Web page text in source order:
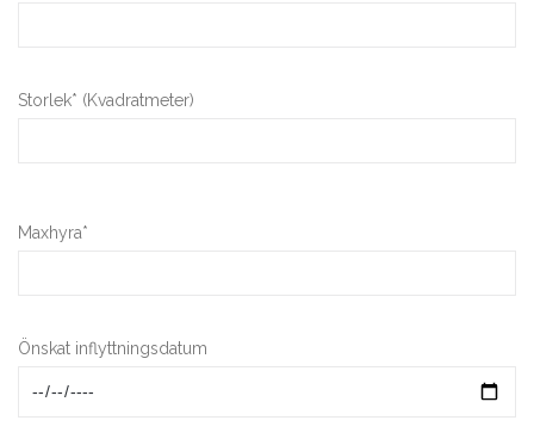
Storlek* (Kvadratmeter)
Maxhyra*
Önskat inflyttningsdatum